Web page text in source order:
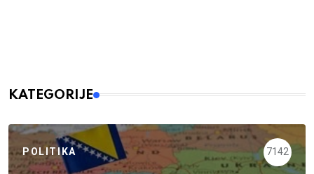
KATEGORIJE
POLITIKA 7142